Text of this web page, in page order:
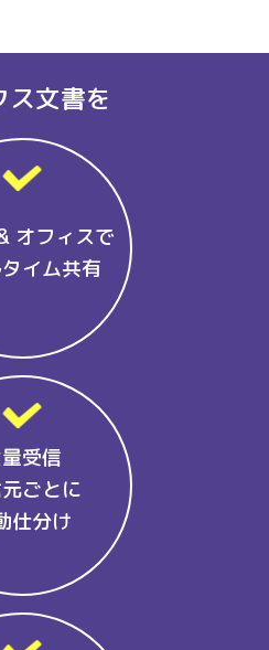
ス文書を
オフィスで
イム共有
受信
ごとに
仕分け